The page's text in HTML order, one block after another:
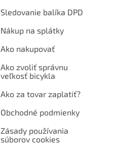
Sledovanie balíka DPD
Nákup na splátky
Ako nakupovať
Ako zvoliť správnu
veľkosť bicykla
Ako za tovar zaplatiť?
Obchodné podmienky
Zásady používania
súborov cookies